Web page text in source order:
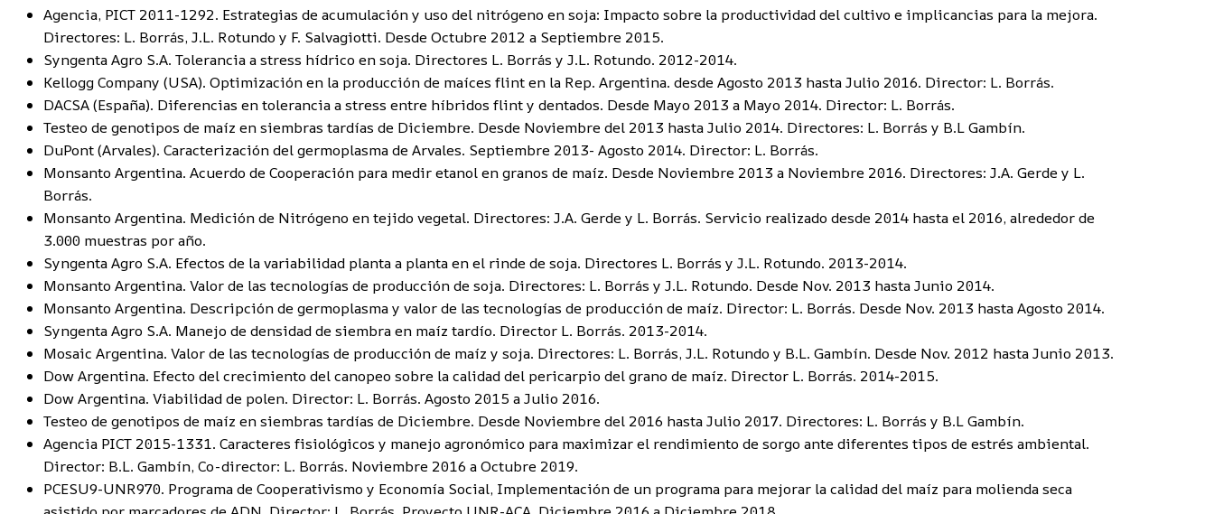
Agencia, PICT 2011-1292. Estrategias de acumulación y uso del nitrógeno en soja: Impacto sobre la productividad del cultivo e implicancias para la mejora.
Directores: L. Borrás, J.L. Rotundo y F. Salvagiotti. Desde Octubre 2012 a Septiembre 2015.
Syngenta Agro S.A. Tolerancia a stress hídrico en soja. Directores L. Borrás y J.L. Rotundo. 2012-2014.
Kellogg Company (USA). Optimización en la producción de maíces flint en la Rep. Argentina. desde Agosto 2013 hasta Julio 2016. Director: L. Borrás.
DACSA (España). Diferencias en tolerancia a stress entre híbridos flint y dentados. Desde Mayo 2013 a Mayo 2014. Director: L. Borrás.
Testeo de genotipos de maíz en siembras tardías de Diciembre. Desde Noviembre del 2013 hasta Julio 2014. Directores: L. Borrás y B.L Gambín.
DuPont (Arvales). Caracterización del germoplasma de Arvales. Septiembre 2013- Agosto 2014. Director: L. Borrás.
Monsanto Argentina. Acuerdo de Cooperación para medir etanol en granos de maíz. Desde Noviembre 2013 a Noviembre 2016. Directores: J.A. Gerde y L.
Borrás.
Monsanto Argentina. Medición de Nitrógeno en tejido vegetal. Directores: J.A. Gerde y L. Borrás. Servicio realizado desde 2014 hasta el 2016, alrededor de
3.000 muestras por año.
Syngenta Agro S.A. Efectos de la variabilidad planta a planta en el rinde de soja. Directores L. Borrás y J.L. Rotundo. 2013-2014.
Monsanto Argentina. Valor de las tecnologías de producción de soja. Directores: L. Borrás y J.L. Rotundo. Desde Nov. 2013 hasta Junio 2014.
Monsanto Argentina. Descripción de germoplasma y valor de las tecnologías de producción de maíz. Director: L. Borrás. Desde Nov. 2013 hasta Agosto 2014.
Syngenta Agro S.A. Manejo de densidad de siembra en maíz tardío. Director L. Borrás. 2013-2014.
Mosaic Argentina. Valor de las tecnologías de producción de maíz y soja. Directores: L. Borrás, J.L. Rotundo y B.L. Gambín. Desde Nov. 2012 hasta Junio 2013.
Dow Argentina. Efecto del crecimiento del canopeo sobre la calidad del pericarpio del grano de maíz. Director L. Borrás. 2014-2015.
Dow Argentina. Viabilidad de polen. Director: L. Borrás. Agosto 2015 a Julio 2016.
Testeo de genotipos de maíz en siembras tardías de Diciembre. Desde Noviembre del 2016 hasta Julio 2017. Directores: L. Borrás y B.L Gambín.
Agencia PICT 2015-1331. Caracteres fisiológicos y manejo agronómico para maximizar el rendimiento de sorgo ante diferentes tipos de estrés ambiental.
Director: B.L. Gambín, Co-director: L. Borrás. Noviembre 2016 a Octubre 2019.
PCESU9-UNR970. Programa de Cooperativismo y Economía Social, Implementación de un programa para mejorar la calidad del maíz para molienda seca